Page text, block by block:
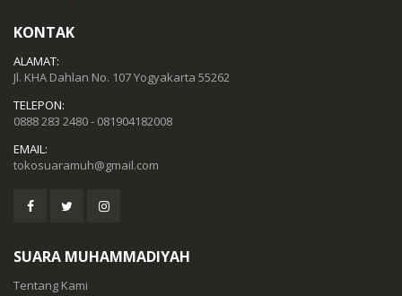
KONTAK
ALAMAT:
Jl. KHA Dahlan No. 107 Yogyakarta 55262
TELEPON:
0888 283 2480 - 081904182008
EMAIL:
tokosuaramuh@gmail.com
SUARA MUHAMMADIYAH
Tentang Kami